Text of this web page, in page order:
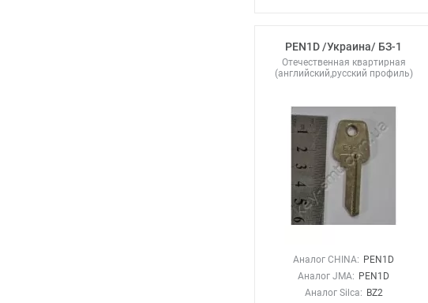
PEN1D /Украина/ БЗ-1
Отечественная квартирная
(английский,русский профиль)
Аналог CHINA: PEN1D
Аналог JMA: PEN1D
Аналог Silca: BZ2